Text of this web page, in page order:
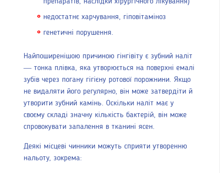
недостатнє харчування, гіповітаміноз
генетичні порушення.
Найпоширенішою причиною гінгівіту є зубний наліт
— тонка плівка, яка утворюється на поверхні емалі
зубів через погану гігієну ротової порожнини. Якщо
не видаляти його регулярно, він може затвердіти й
утворити зубний камінь. Оскільки наліт має у
своєму складі значну кількість бактерій, він може
спровокувати запалення в тканині ясен.
Деякі місцеві чинники можуть сприяти утворенню
нальоту, зокрема: